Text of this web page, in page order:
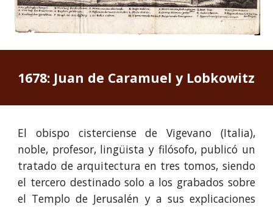
1678: Juan de Caramuel y Lobkowitz
El obispo cisterciense de Vigevano (Italia),
noble, profesor, lingüista y filósofo, publicó un
tratado de arquitectura en tres tomos, siendo
el tercero destinado solo a los grabados sobre
el Templo de Jerusalén y a sus explicaciones